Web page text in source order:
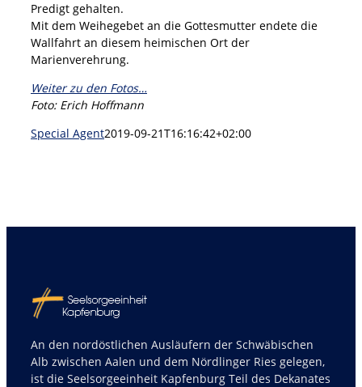
Predigt gehalten.
Mit dem Weihegebet an die Gottesmutter endete die
Wallfahrt an diesem heimischen Ort der
Marienverehrung.
Weiter zu den Fotos…
Foto: Erich Hoffmann
Special Agent2019-09-21T16:16:42+02:00
An den nordöstlichen Ausläufern der Schwäbischen
Alb zwischen Aalen und dem Nördlinger Ries gelegen,
ist die Seelsorgeeinheit Kapfenburg Teil des Dekanates